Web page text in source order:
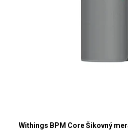
Withings BPM Core Šikovný